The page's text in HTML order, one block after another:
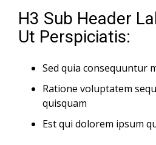
H3 Sub Header
Ut Perspiciatis:
Sed quia consequuntur
Ratione voluptatem
quisquam
Est qui dolorem ipsum